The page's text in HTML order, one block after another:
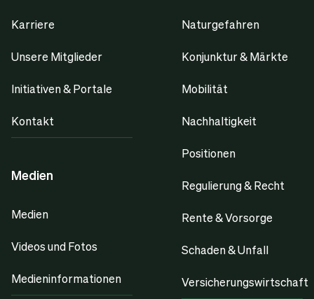
Karriere
Unsere Mitglieder
Initiativen & Portale
Kontakt
Medien
Medien
Videos und Fotos
Medieninformationen
Naturgefahren
Konjunktur & Märkte
Mobilität
Nachhaltigkeit
Positionen
Regulierung & Recht
Rente & Vorsorge
Schaden & Unfall
Versicherungswirtschaft